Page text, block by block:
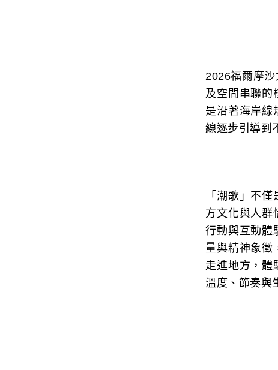
2026福爾摩
及空間串聯的
是沿著海岸線
線逐步引導到
「潮歌」不
方文化與人群
行動與互動體
量與精神象徵
走進地方，體
溫度、節奏與